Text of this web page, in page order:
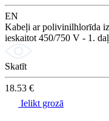
EN
Kabeļi ar polivinilhlorīda
ieskaitot 450/750 V - 1.
Skatīt
18.53 €
Ielikt grozā